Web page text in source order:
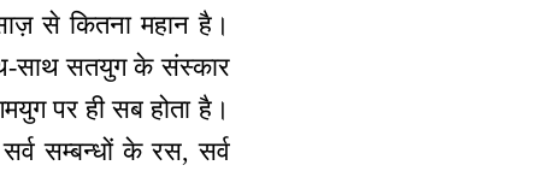
से कितना महान है।
साथ सतयुग के संस्कार
पर ही सब होता है।
सम्बन्धों के रस, सर्व